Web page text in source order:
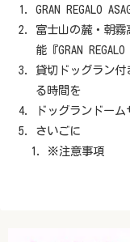
GRAN REGALO
富士山の麓・朝
能『GRAN REGALO
貸切ドッグラン
る時間を
ドッグランドー
さいごに
※注意事項